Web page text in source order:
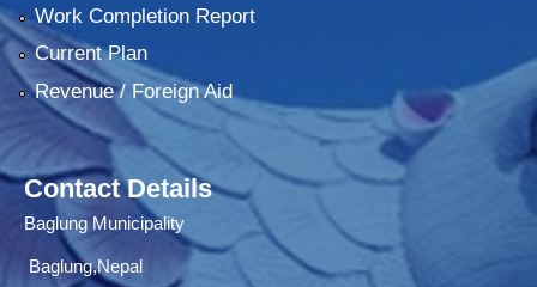
Work Completion Report
Current Plan
Revenue / Foreign Aid
Contact Details
Baglung Municipality
Baglung,Nepal